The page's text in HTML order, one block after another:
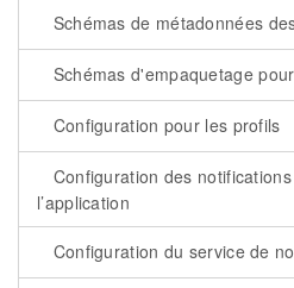
Schémas de métadonnées
Schémas d'empaquetage
Configuration pour les profils
Configuration des
l’application
Configuration du service de